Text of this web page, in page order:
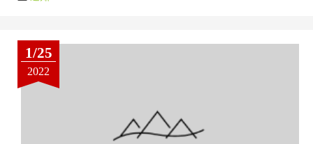
1/25
2022